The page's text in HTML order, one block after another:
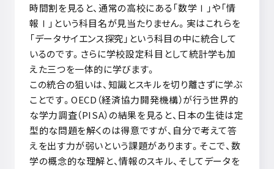
時間割を見ると、通常の高校にある「数学 Ⅰ 」や「情
報 Ⅰ 」という科目名が見当たりません。実はこれらを
「データサイエンス探究」という科目の中に統合して
いるのです。さらに学校設定科目として統計学も加
えた三つを一体的に学びます。
この統合の狙いは、知識とスキルを切り離さずに学ぶ
ことです。OECD （経済協力開発機構）が行う世界的
な学力調査（PISA）の結果を見ると、日本の生徒は定
型的な問題を解くのは得意ですが、自分で考えて答
えを出す力が弱いという課題があります。そこで、数
学の概念的な理解と、情報のスキル、そしてデータを